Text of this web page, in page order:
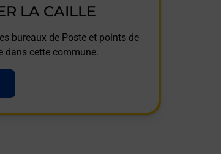
LA CAILLE
bureaux de Poste et points de
dans cette commune.